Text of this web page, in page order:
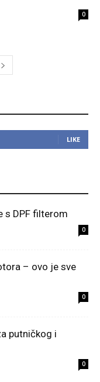
0
LIKE
s DPF filterom
0
– ovo je sve
0
putničkog i
0